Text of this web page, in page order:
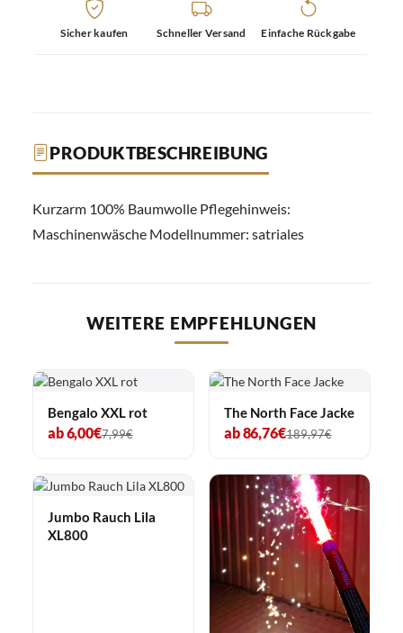
Sicher kaufen Schneller Versand Einfache Rückgabe
PRODUKTBESCHREIBUNG
Kurzarm 100% Baumwolle Pflegehinweis:
Maschinenwäsche Modellnummer: satriales
WEITERE EMPFEHLUNGEN
Bengalo XXL rot
ab 6,00€7,99€
The North Face Jacke
ab 86,76€189,97€
Jumbo Rauch Lila
XL800